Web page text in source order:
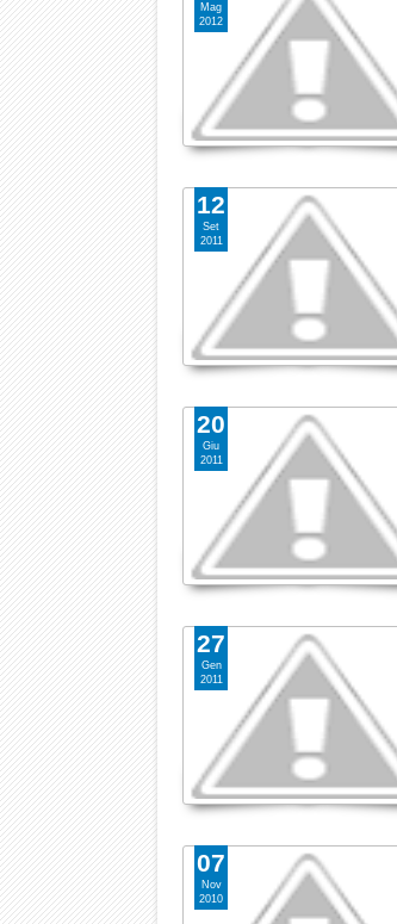
Mag
2012
12
Set
2011
20
Giu
2011
27
Gen
2011
07
Nov
2010